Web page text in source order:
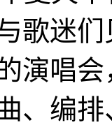
歌迷
演唱
、编